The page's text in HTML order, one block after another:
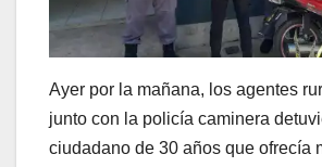
Ayer por la mañana, los agentes
junto con la policía caminera
ciudadano de 30 años que ofrecía